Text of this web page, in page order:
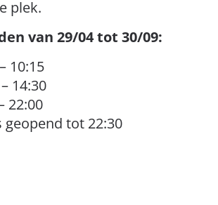
plek.
van 29/04 tot 30/09:
10:15
14:30
22:00
geopend tot 22:30